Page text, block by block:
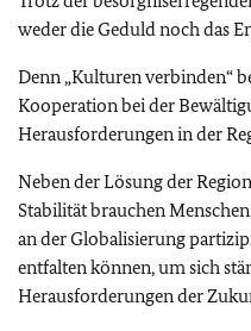
weder die Geduld noch das
Denn „Kulturen verbinden“
Kooperation bei der
Herausforderungen in der
Neben der Lösung der
Stabilität brauchen
an der Globalisierung
entfalten können, um sich
Herausforderungen der